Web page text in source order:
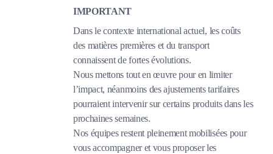
IMPORTANT
Dans le contexte international actuel, les coûts
des matières premières et du transport
connaissent de fortes évolutions.
Nous mettons tout en œuvre pour en limiter
l’impact, néanmoins des ajustements tarifaires
pourraient intervenir sur certains produits dans les
prochaines semaines.
Nos équipes restent pleinement mobilisées pour
vous accompagner et vous proposer les